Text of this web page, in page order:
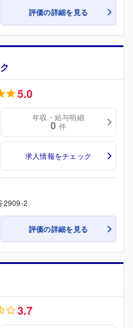
評価の詳細を見る
5.0
年収・給与明細
0 件
求人情報をチェック
2909-2
評価の詳細を見る
3.7